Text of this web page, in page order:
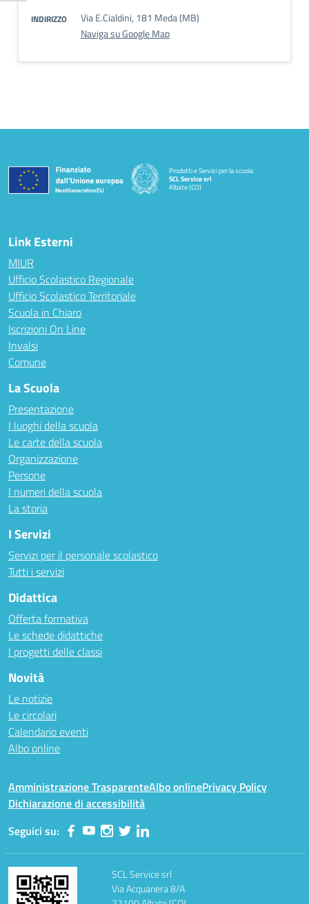
INDIRIZZO
Via E.Cialdini, 181 Meda (MB)
Naviga su Google Map
Prodotti e Servizi per la scuola
SCL Service srl
Albate (CO)
— Visita la pagina iniziale della scuola
Link Esterni
MIUR
Ufficio Scolastico Regionale
Ufficio Scolastico Territoriale
Scuola in Chiaro
Iscrizioni On Line
Invalsi
Comune
La Scuola
Presentazione
I luoghi della scuola
Le carte della scuola
Organizzazione
Persone
I numeri della scuola
La storia
I Servizi
Servizi per il personale scolastico
Tutti i servizi
Didattica
Offerta formativa
Le schede didattiche
I progetti delle classi
Novità
Le notizie
Le circolari
Calendario eventi
Albo online
Amministrazione TrasparenteAlbo onlinePrivacy Policy
Dichiarazione di accessibilità
Seguici su:
SCL Service srl
Via Acquanera 8/A